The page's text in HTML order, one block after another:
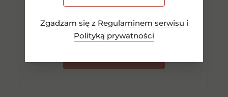
Zgadzam się z Regulaminem serwisu i
Polityką prywatności
90,00zł